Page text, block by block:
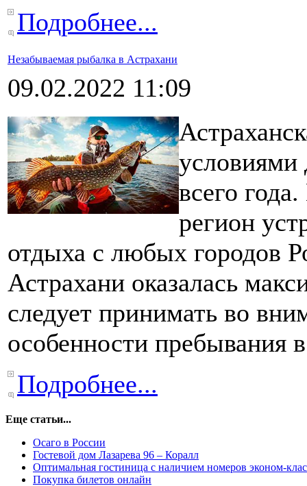
Подробнее...
Незабываемая рыбалка в Астрахани
09.02.2022 11:09
условиями
всего
регион
отдыха с любых городов
Астрахани оказалась
следует принимать во
особенности пребывания
Подробнее...
Еще статьи...
Осаго в России
Гостевой дом Лазарева 96 – Коралл
Оптимальная гостиница с наличием номеров эконом-
Покупка билетов онлайн